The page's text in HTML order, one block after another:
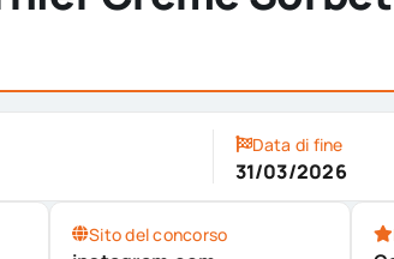
Data di fine
31/03/2026
Sito del concorso